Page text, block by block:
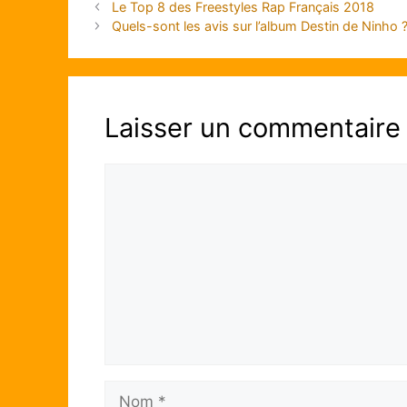
Le Top 8 des Freestyles Rap Français 2018
Quels-sont les avis sur l’album Destin de Ninho
Laisser un commentaire
Nom